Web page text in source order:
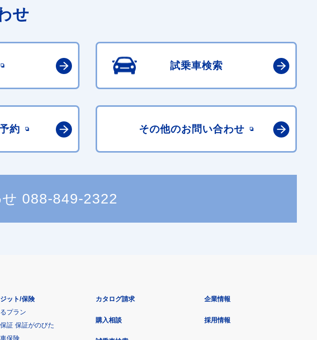
せ
試乗車検索
約 その他のお問い合わせ
088-849-2322
ット/保険
プラン
証 保証がのびた
保険
カタログ請求
購入相談
企業情報
採用情報